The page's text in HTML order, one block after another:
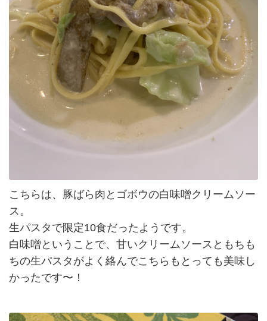
こちらは、豚ばら肉とゴボウの白味噌クリームソー
ス。
生パスタで限定10食だったようです。
白味噌ということで、甘いクリームソースともちも
ちの生パスタがよく絡んでこちらもとっても美味し
かったです〜！